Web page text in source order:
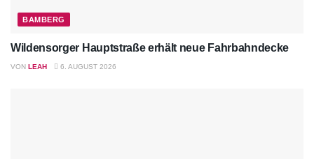
BAMBERG
Wildensorger Hauptstraße erhält neue Fahrbahndecke
VON LEAH 6. AUGUST 2026